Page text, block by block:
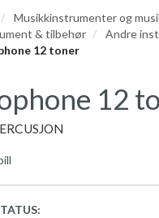
Musikkinstrumenter og
& tilbehør
Andre
12 toner
12